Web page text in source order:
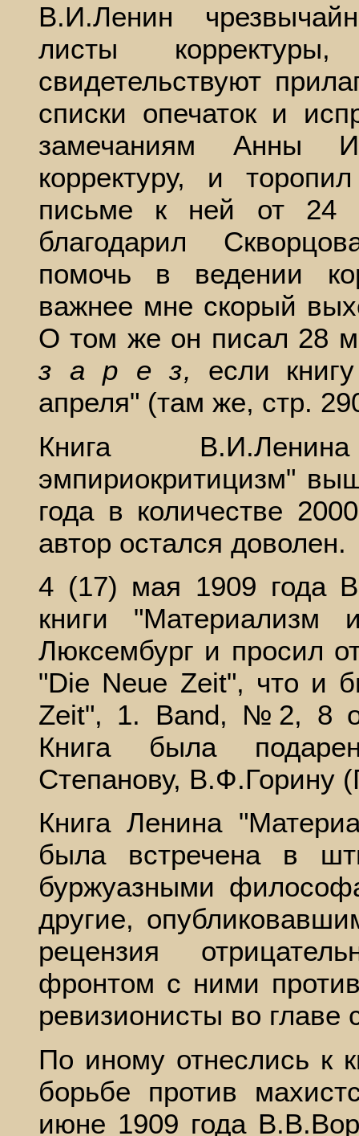
В.И.Ленин
листы
свидетельствуют
списки опечаток и
замечаниям Анны
корректуру, и
письме к ней от 24
благодарил
помочь в ведении
важнее мне скорый
О том же он писал 28
з а р е з,
если
апреля" (там же, стр.
Книга
эмпириокритицизм"
года в количестве
автор остался доволен.
4 (17) мая 1909 года
книги "Материализм
Люксембург и просил
"Die Neue Zeit", что и
Zeit", 1. Band, №2, 8
Книга была
Степанову, В.Ф.Горину
Книга Ленина
была встречена в
буржуазными
другие,
рецензия
фронтом с ними
ревизионисты во главе
По иному отнеслись к
борьбе против
июне 1909 года